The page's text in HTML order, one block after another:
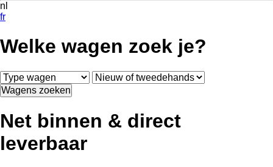
nl
fr
Welke wagen zoek je?
Wagens zoeken
Net binnen & direct
leverbaar